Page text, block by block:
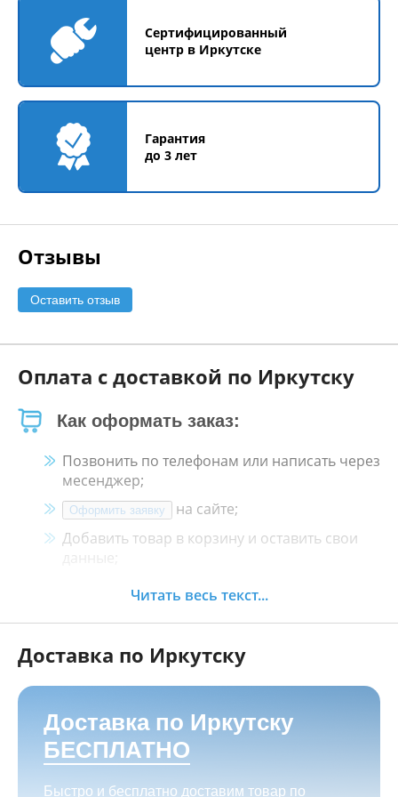
Сертифицированный
центр в Иркутске
Гарантия
до 3 лет
Отзывы
Оставить отзыв
Оплата с доставкой по Иркутску
Как оформать заказ:
Позвонить по телефонам или написать через
месенджер;
Оформить заявку
на сайте;
Добавить товар в корзину и оставить свои
данные;
Менеджер свяжется с Вами в течение 30
Как оплатить:
Наличными, пластиковой картой, кредитной
картой и картой ХАЛВА в кассе нашего
магазина по адресуг. Иркутск, ул. Баррикад
24а, Мотосалон БАРС
Переводом на корпоративную карту
Читать весь текст...
Доставка по Иркутску
Доставка по Иркутску
БЕСПЛАТНО
Быстро и бесплатно доставим товар по